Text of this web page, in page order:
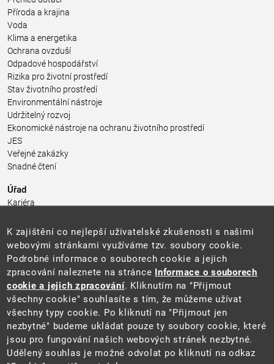
Příroda a krajina
Voda
Klima a energetika
Ochrana ovzduší
Odpadové hospodářství
Rizika pro životní prostředí
Stav životního prostředí
Environmentální nástroje
Udržitelný rozvoj
Ekonomické nástroje na ochranu životního prostředí
JES
Veřejné zakázky
Snadné čtení
Úřad
Kariéra
Pro média a veřejnost
Povinně zveřejňované informace
Kontakty
Přistupnost budovy úřadu MŽP
(PDF, 204 kB)
Web
Aktuality
Ochrana osobních údajů
Prohlášení o přístupnosti
Zásady používání cookies
Mapa webu
K zajištění co nejlepší uživatelské zkušenosti s našimi
webovými stránkami využíváme tzv. soubory cookie.
Podrobné informace o souborech cookie a jejich
zpracování naleznete na stránce Informace o souborech
cookie a jejich zpracování. Kliknutím na "Přijmout
všechny cookie" souhlasíte s tím, že můžeme užívat
všechny typy cookie. Po kliknutí na "Přijmout jen
nezbytné" budeme ukládat pouze ty soubory cookie, které
jsou pro fungování našich webových stránek nezbytné.
Udělený souhlas je možné odvolat po kliknutí na odkaz